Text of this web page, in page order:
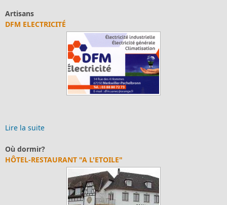
Artisans
DFM ELECTRICITÉ
Lire la suite
Où dormir?
HÔTEL-RESTAURANT "A L'ETOILE"